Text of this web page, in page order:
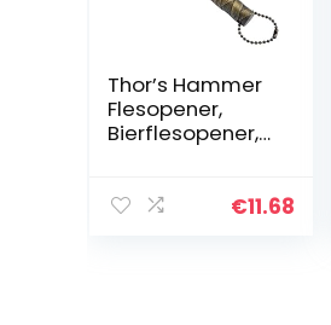
Thor’s Hammer
Flesopener,
Bierflesopener,
Flesopener,
€11.68